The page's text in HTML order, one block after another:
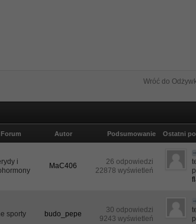
Wróć do
Forum Autor Podsumowanie Ostatni
i
MaC406
26 odpowiedzi
22878 wyświetleń
sporty budo_pepe
30 odpowiedzi
9243 wyświetleń